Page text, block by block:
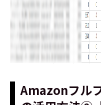
Amazonフル